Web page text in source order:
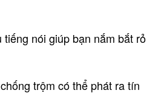
nói giúp bạn nắm bắt rỏ
trộm có thể phát ra tín